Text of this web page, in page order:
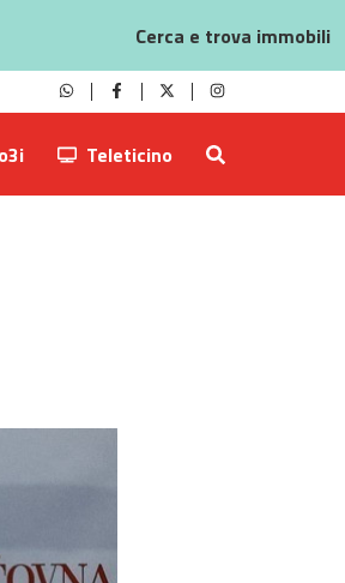
Cerca e trova immobili
Teleticino